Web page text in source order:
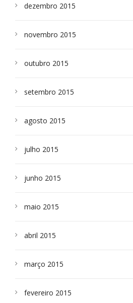
dezembro 2015
novembro 2015
outubro 2015
setembro 2015
agosto 2015
julho 2015
junho 2015
maio 2015
abril 2015
março 2015
fevereiro 2015